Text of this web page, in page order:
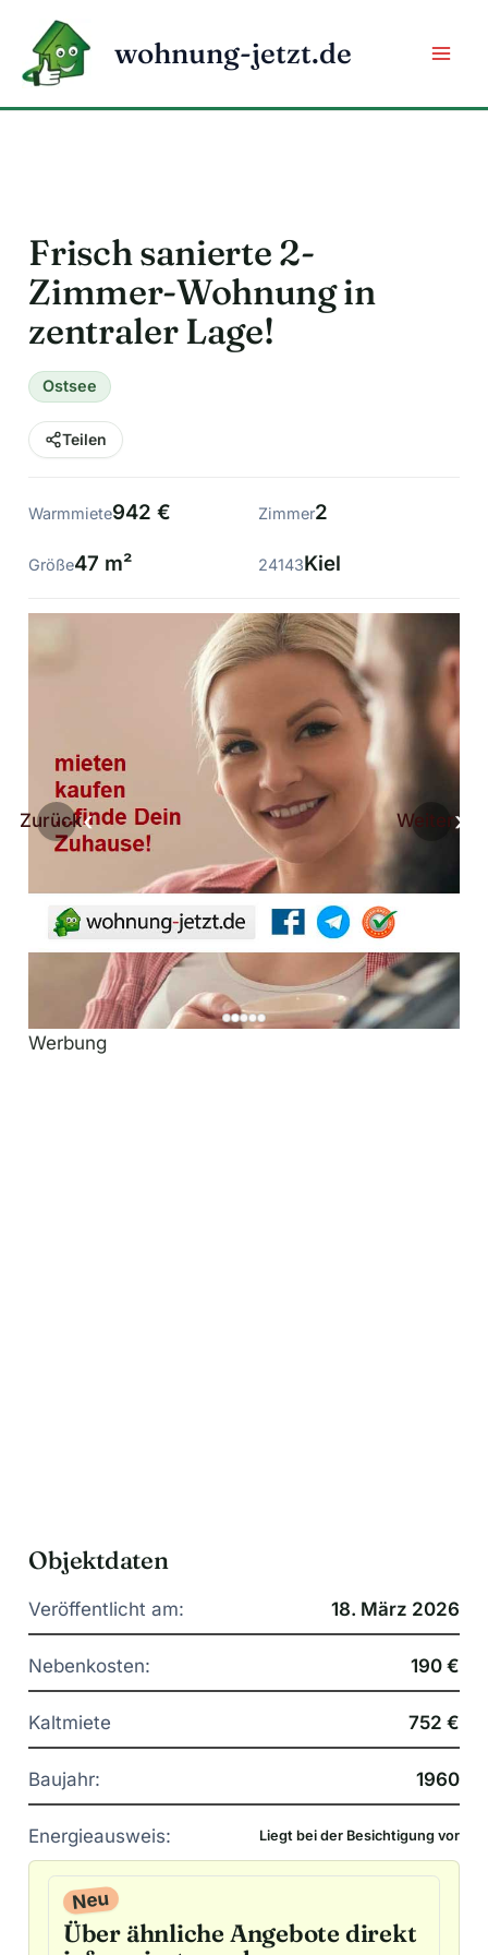
Inhalt
springen
wohnung-jetzt.de
Frisch sanierte 2-
Zimmer-Wohnung in
zentraler Lage!
Ostsee
Teilen
Warmmiete942 € Zimmer2
Größe47 m² 24143Kiel
Zurück Weiter
Werbung
Objektdaten
Veröffentlicht am: 18. März 2026
Nebenkosten: 190 €
Kaltmiete 752 €
Baujahr: 1960
Energieausweis: Liegt bei der Besichtigung vor
Neu
Über ähnliche Angebote direkt